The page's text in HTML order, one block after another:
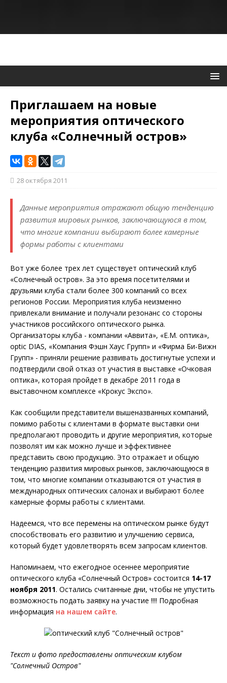
Приглашаем на новые
мероприятия оптического
клуба «Солнечный остров»
28 октября 2011
Данные мероприятия отражают общую тенденцию
развития мировых рынков, заключающуюся в том,
что многие компании выбирают более камерные
формы работы с клиентами
Вот уже более трех лет существует оптический клуб
«Солнечный остров». За это время посетителями и
друзьями клуба стали более 300 компаний со всех
регионов России. Мероприятия клуба неизменно
привлекали внимание и получали резонанс со стороны
участников российского оптического рынка.
Организаторы клуба - компании «Аввита», «E.M. оптика»,
optic DIAS, «Компания Фэшн Хаус Групп» и «Фирма Би-Вижн
Групп» - приняли решение развивать достигнутые успехи и
подтвердили свой отказ от участия в выставке «Очковая
оптика», которая пройдет в декабре 2011 года в
выставочном комплексе «Крокус Экспо».
Как сообщили представители вышеназванных компаний,
помимо работы с клиентами в формате выставки они
предполагают проводить и другие мероприятия, которые
позволят им как можно лучше и эффективнее
представить свою продукцию. Это отражает и общую
тенденцию развития мировых рынков, заключающуюся в
том, что многие компании отказываются от участия в
международных оптических салонах и выбирают более
камерные формы работы с клиентами.
Надеемся, что все перемены на оптическом рынке будут
способствовать его развитию и улучшению сервиса,
который будет удовлетворять всем запросам клиентов.
Напоминаем, что ежегодное осеннее мероприятие
оптического клуба «Солнечный Остров» состоится 14-17
ноября 2011. Остались считанные дни, чтобы не упустить
возможность подать заявку на участие !!!! Подробная
информация на нашем сайте.
Текст и фото предоставлены оптическим клубом
"Солнечный Остров"